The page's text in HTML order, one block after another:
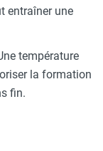
entraîner une
température
la formation
fin.